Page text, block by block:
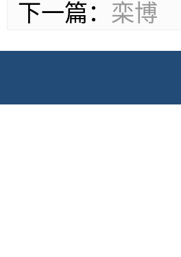
下一篇： 栾博